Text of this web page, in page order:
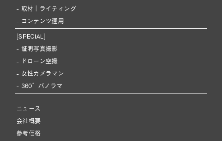
- 取材｜ライティング
- コンテンツ運用
[SPECIAL]
- 証明写真撮影
- ドローン空撮
- 女性カメラマン
- 360°パノラマ
ニュース
会社概要
参考価格